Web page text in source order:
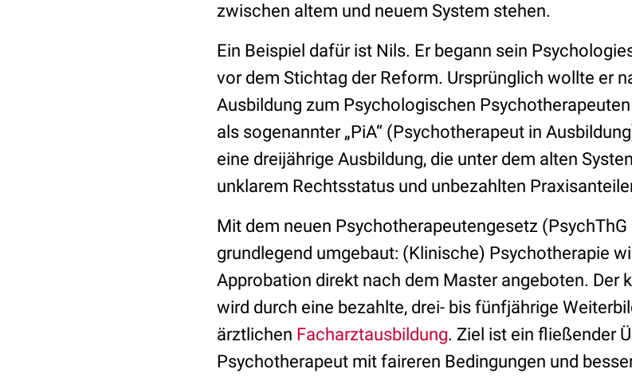
zwischen altem und neuem System stehen.
Ein Beispiel dafür ist Nils. Er begann sein
vor dem Stichtag der Reform. Ursprünglich wollte er
Ausbildung zum Psychologischen
als sogenannter „PiA“ (Psychotherapeut in
eine dreijährige Ausbildung, die unter dem alten
unklarem Rechtsstatus und unbezahlten
Mit dem neuen Psychotherapeutengesetz
grundlegend umgebaut: (Klinische) Psychotherapie
Approbation direkt nach dem Master angeboten. Der
wird durch eine bezahlte, drei- bis fünfjährige
ärztlichen Facharztausbildung. Ziel ist ein fließender
Psychotherapeut mit faireren Bedingungen und